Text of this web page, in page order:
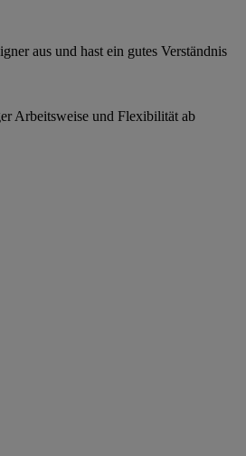
aus und hast ein gutes Verständnis
Arbeitsweise und Flexibilität ab